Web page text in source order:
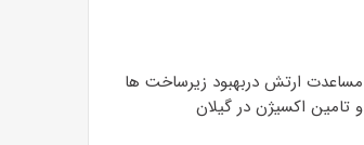
مساعدت ارتش دربهبود زیرساخت ها
و تامین اکسیژن در گیلان